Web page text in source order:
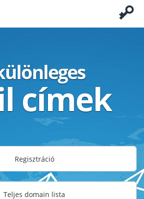
címek
Regisztráció
Teljes domain lista